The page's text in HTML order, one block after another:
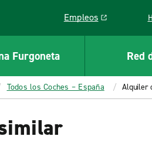
Empleos
Link opens in a new
Furgoneta Red
Todos los Coches – España Alquiler